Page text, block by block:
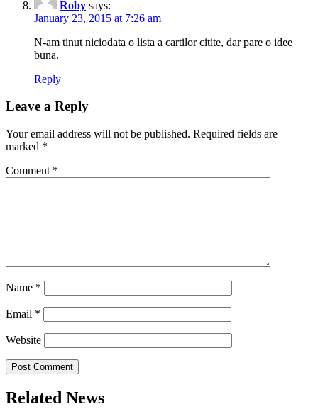
Roby says:
January 23, 2015 at 7:26 am
N-am tinut niciodata o lista a cartilor citite, dar pare o idee
buna.
Reply
Leave a Reply
Your email address will not be published. Required fields are
marked *
Comment *
Name *
Email *
Website
Related News